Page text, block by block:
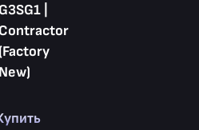
G3SG1 |
Contractor
(Factory
New)